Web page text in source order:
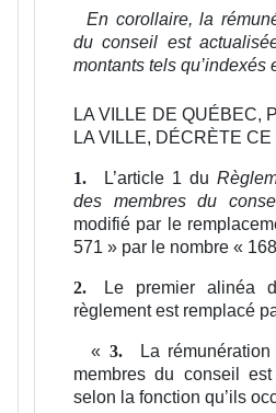
En corollaire, la
du conseil est
montants tels qu’indexés
LA VILLE DE QUÉBEC,
LA VILLE, DÉCRÈTE CE
1. L’article 1 du
des membres du
modifié par le
571 » par le nombre «
2.
Le premier alinéa
règlement est remplacé
« 3.
La
membres du conseil
selon la fonction qu’ils